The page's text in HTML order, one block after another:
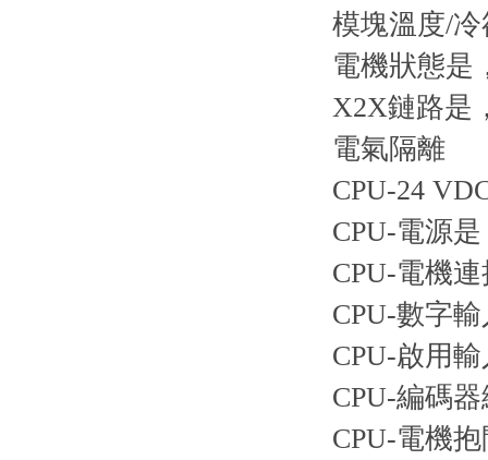
模塊溫度/
電機狀態是
X2X鏈路是
電氣隔離
CPU-24
CPU-電源是
CPU-電機
CPU-數字
CPU-啟用
CPU-編碼
CPU-電機